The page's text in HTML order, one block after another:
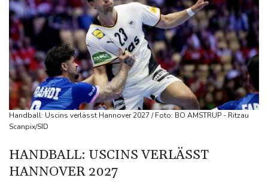
Menschenrechtsgruppen: Mehr als 140 Tote bei Migrationskrise
in Ceuta
Mindestens zehn Tote bei Angriffen der pro-iranischen Huthis im
Jemen
US-Senat stimmt für verschärfte Sanktionen gegen Russland
US-Gericht setzt Bau von Trumps Ballsaal aus - Präsident
kündigt Berufung an
Direkt-ICE Berlin-Paris bleibt wegen Technikproblemen vorerst
Selenskyj erstmals seit Beginn von Ukraine-Krieg nach Serbien
gereist
Handball: Uscins verlässt Hannover 2027 / Foto: BO AMSTRUP - Ritzau
Scanpix/SID
HANDBALL: USCINS VERLÄSST
HANNOVER 2027